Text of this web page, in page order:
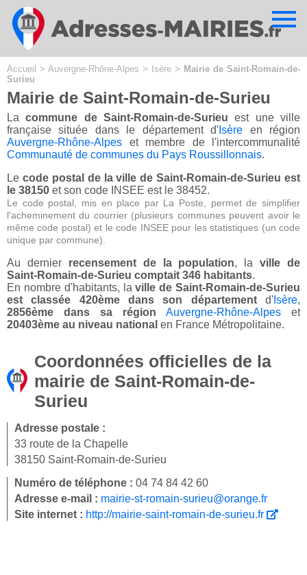
Accueil > Auvergne-Rhône-Alpes > Isère > Mairie de Saint-Romain-de-
Surieu
Mairie de Saint-Romain-de-Surieu
Lacommune de Saint-Romain-de-Surieu est une ville
française située dans le département d' Isère en région
Auvergne-Rhône-Alpes et membre de l'intercommunalité
Communauté de communes du Pays Roussillonnais.
Le code postal de la ville de Saint-Romain-de-Surieu est
le 38150 et son code INSEE est le 38452.
Le code postal, mis en place par La Poste, permet de simplifier
l'acheminement du courrier (plusieurs communes peuvent avoir le
même code postal) et le code INSEE pour les statistiques (un code
unique par commune).
Au dernier recensement de la population, laville de
Saint-Romain-de-Surieu comptait 346 habitants.
En nombre d'habitants, laville de Saint-Romain-de-Surieu
est classée 420ème dans son départementd' Isère,
2856ème dans sa région
Auvergne-Rhône-Alpes et
20403ème au niveau national en France Métropolitaine.
Coordonnées officielles de la
mairie de Saint-Romain-de-
Surieu
Adresse postale :
33 route de la Chapelle
38150 Saint-Romain-de-Surieu
Numéro de téléphone : 04 74 84 42 60
Adresse e-mail : mairie-st-romain-surieu@orange.fr
Site internet : http://mairie-saint-romain-de-surieu.fr
Cookies management panel